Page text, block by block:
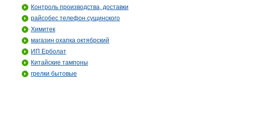
Контроль производства, доставки
райсобес телефон сущинского
Химитек
магазин охапка октябрский
ИП Ерболат
Китайские тампоны
грелки бытовые